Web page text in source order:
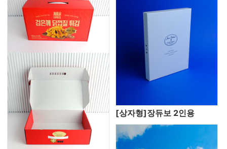
[상자형]장듀보 2인용